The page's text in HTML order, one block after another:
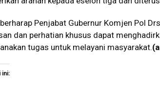
Penjabat Gubernur Komjen Pol
dan perhatian khusus dapat
tugas untuk melayani masyarakat.
ini: